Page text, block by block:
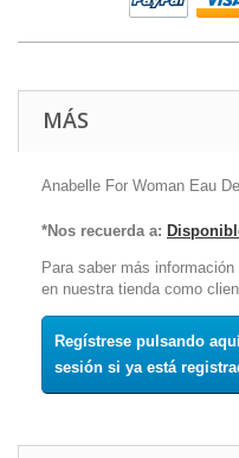
MÁS
Anabelle For Woman Eau
*Nos recuerda a:
Para saber más
en nuestra tienda como
Regístrese pulsando
sesión si ya está